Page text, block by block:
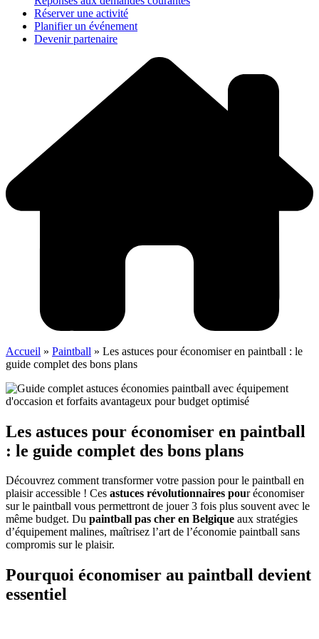
Réserver une activité
Planifier un événement
Devenir partenaire
Accueil » Paintball » Les astuces pour économiser en paintball : le
guide complet des bons plans
Les astuces pour économiser en paintball
: le guide complet des bons plans
Découvrez comment transformer votre passion pour le paintball en
plaisir accessible ! Ces astuces révolutionnaires pour économiser
sur le paintball vous permettront de jouer 3 fois plus souvent avec le
même budget. Du paintball pas cher en Belgique aux stratégies
d’équipement malines, maîtrisez l’art de l’économie paintball sans
compromis sur le plaisir.
Pourquoi économiser au paintball devient
essentiel